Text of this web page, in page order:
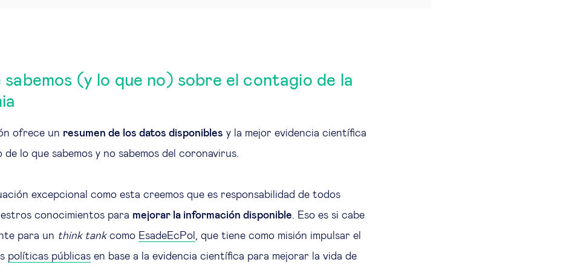
sabemos (y lo que no) sobre el contagio de la
ofrece un resumen de los datos disponibles y la mejor evidencia científica
lo que sabemos y no sabemos del coronavirus.
excepcional como esta creemos que es responsabilidad de todos
conocimientos para mejorar la información disponible. Eso es si cabe
para un think tankcomo EsadeEcPol , que tiene como misión impulsar el
políticas públicas en base a la evidencia científica para mejorar la vida de